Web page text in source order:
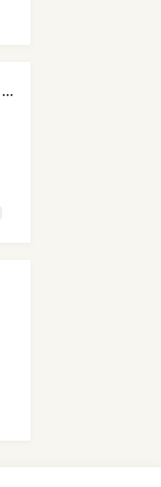
Jazz&Blues Amplified by Playlist Paradise